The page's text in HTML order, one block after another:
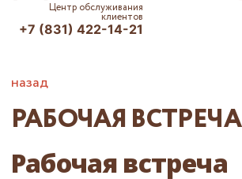
Центр обслуживания
клиентов
+7 (831) 422-14-21
назад
РАБОЧАЯ ВСТРЕЧА
Рабочая встреча